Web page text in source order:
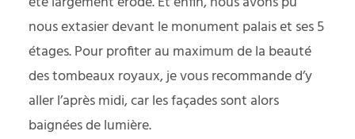
nous extasier devant le monument palais et ses 5
étages. Pour profiter au maximum de la beauté
des tombeaux royaux, je vous recommande d’y
aller l’après midi, car les façades sont alors
baignées de lumière.